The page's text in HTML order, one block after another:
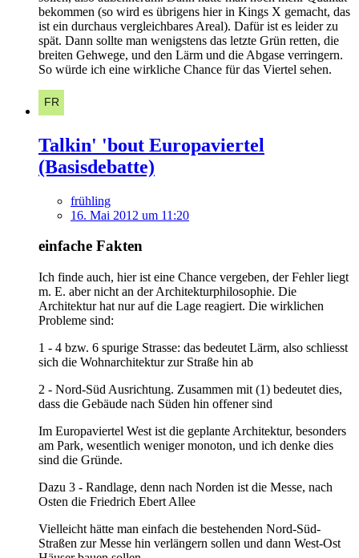
bekommen (so wird es übrigens hier in Kings X gemacht, das
ist ein durchaus vergleichbares Areal). Dafür ist es leider zu
spät. Dann sollte man wenigstens das letzte Grün retten, die
breiten Gehwege, und den Lärm und die Abgase verringern.
So würde ich eine wirkliche Chance für das Viertel sehen.
Talkin' 'bout Europaviertel
(Basisdebatte)
frühling
16. Mai 2012 um 11:20
einfache Fakten
Ich finde auch, hier ist eine Chance vergeben, der Fehler liegt
m. E. aber nicht an der Architekturphilosophie. Die
Architektur hat nur auf die Lage reagiert. Die wirklichen
Probleme sind:
1 - 4 bzw. 6 spurige Strasse: das bedeutet Lärm, also schliesst
sich die Wohnarchitektur zur Straße hin ab
2 - Nord-Süd Ausrichtung. Zusammen mit (1) bedeutet dies,
dass die Gebäude nach Süden hin offener sind
Im Europaviertel West ist die geplante Architektur, besonders
am Park, wesentlich weniger monoton, und ich denke dies
sind die Gründe.
Dazu 3 - Randlage, denn nach Norden ist die Messe, nach
Osten die Friedrich Ebert Allee
Vielleicht hätte man einfach die bestehenden Nord-Süd-
Straßen zur Messe hin verlängern sollen und dann West-Ost